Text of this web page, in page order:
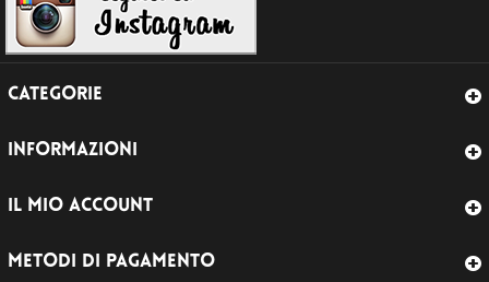
CATEGORIE
INFORMAZIONI
IL MIO ACCOUNT
METODI DI PAGAMENTO